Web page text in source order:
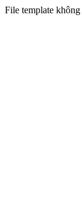
File template